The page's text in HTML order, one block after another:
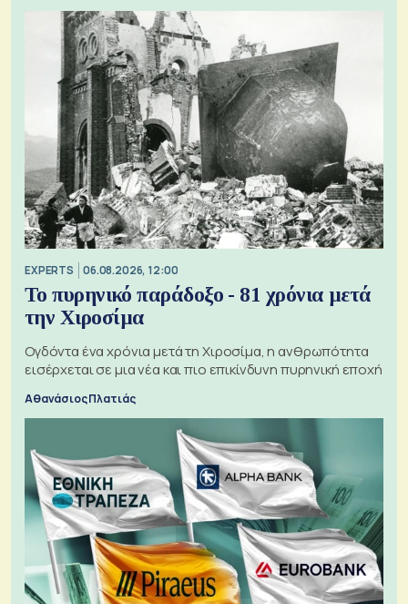
EXPERTS 06.08.2026, 12:00
Το πυρηνικό παράδοξο - 81 χρόνια μετά
την Χιροσίμα
Ογδόντα ένα χρόνια μετά τη Χιροσίμα, η ανθρωπότητα
εισέρχεται σε μια νέα και πιο επικίνδυνη πυρηνική εποχή
Αθανάσιος Πλατιάς